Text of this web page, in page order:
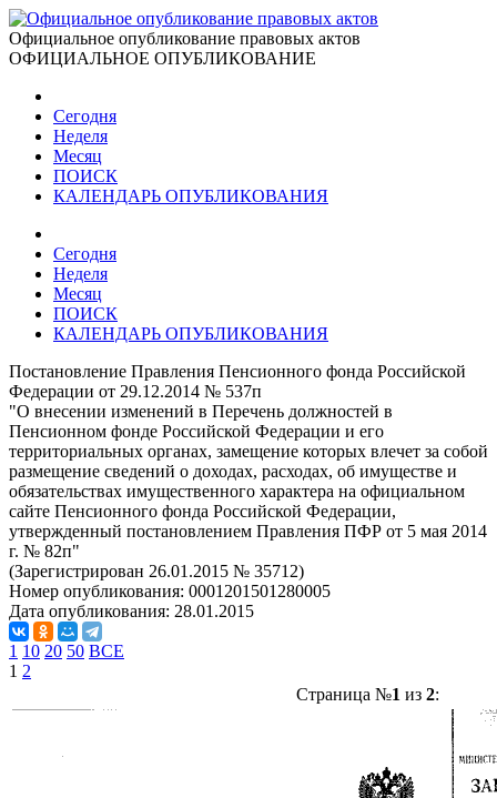
Официальное опубликование правовых актов
ОФИЦИАЛЬНОЕ ОПУБЛИКОВАНИЕ
Сегодня
Неделя
Месяц
ПОИСК
КАЛЕНДАРЬ ОПУБЛИКОВАНИЯ
Сегодня
Неделя
Месяц
ПОИСК
КАЛЕНДАРЬ ОПУБЛИКОВАНИЯ
Постановление Правления Пенсионного фонда Российской
Федерации от 29.12.2014 № 537п
"О внесении изменений в Перечень должностей в
Пенсионном фонде Российской Федерации и его
территориальных органах, замещение которых влечет за собой
размещение сведений о доходах, расходах, об имуществе и
обязательствах имущественного характера на официальном
сайте Пенсионного фонда Российской Федерации,
утвержденный постановлением Правления ПФР от 5 мая 2014
г. № 82п"
(Зарегистрирован 26.01.2015 № 35712)
Номер опубликования: 0001201501280005
Дата опубликования: 28.01.2015
1 10 20 50 ВСЕ
1 2
Страница №1 из 2: